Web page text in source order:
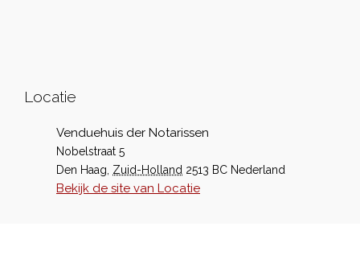
Locatie
Venduehuis der Notarissen
Nobelstraat 5
Den Haag Zuid-Holland 2513 BC Nederland
Bekijk de site van Locatie